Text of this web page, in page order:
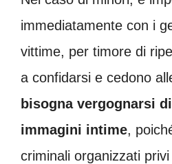
immediatamente con i
vittime, per timore di
a confidarsi e cedono
bisogna vergognarsi
immagini intime,
criminali organizzati